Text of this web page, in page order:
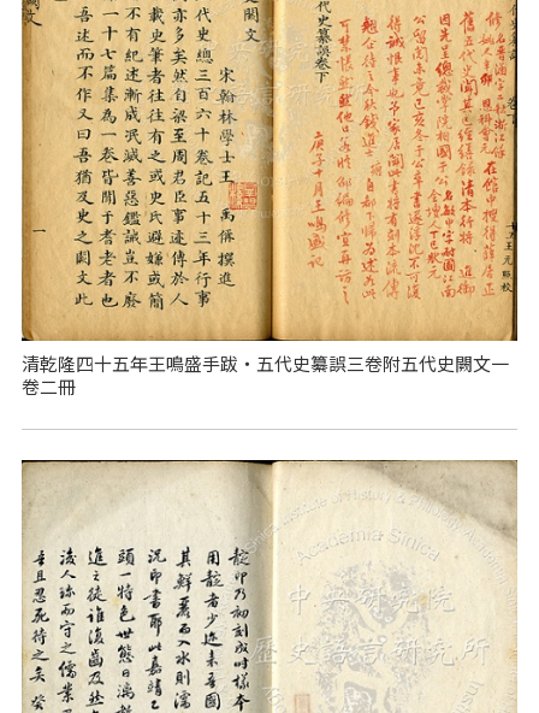
清乾隆四十五年王鳴盛手跋‧五代史纂誤三卷附五代史闕文一
卷二冊